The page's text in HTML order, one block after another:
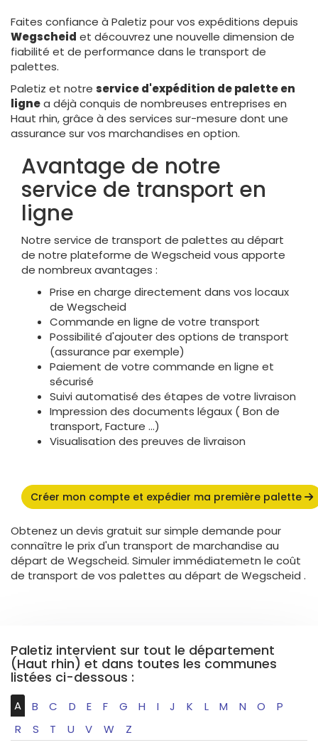
Faites confiance à Paletiz pour vos expéditions depuis
Wegscheid et découvrez une nouvelle dimension de
fiabilité et de performance dans le transport de
palettes.
Paletiz et notre service d'expédition de palette en
lignea déjà conquis de nombreuses entreprises en
Haut rhin, grâce à des services sur-mesure dont une
assurance sur vos marchandises en option.
Avantage de notre
service de transport en
ligne
Notre service de transport de palettes au départ
de notre plateforme de Wegscheid vous apporte
de nombreux avantages :
Prise en charge directement dans vos locaux
de Wegscheid
Commande en ligne de votre transport
Possibilité d'ajouter des options de transport
(assurance par exemple)
Paiement de votre commande en ligne et
sécurisé
Suivi automatisé des étapes de votre livraison
Impression des documents légaux ( Bon de
transport, Facture ...)
Visualisation des preuves de livraison
Créer mon compte et expédier ma première palette
Obtenez un devis gratuit sur simple demande pour
connaître le prix d'un transport de marchandise au
départ de Wegscheid. Simuler immédiatemetn le coût
de transport de vos palettes au départ de Wegscheid .
Paletiz intervient sur tout le département
(Haut rhin) et dans toutes les communes
listées ci-dessous :
A B C D E F G H I J K L M N O
P
R
S T U V W
Z